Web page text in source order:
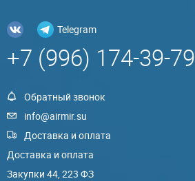
Telegram
+7 (996) 174-39-79
Обратный звонок
info@airmir.su
Доставка и оплата
Доставка и оплата
Закупки 44, 223 ФЗ